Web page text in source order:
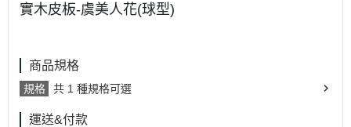
實木皮板-虞美人花(球型)
商品規格
規格 共 1 種規格可選
運送&付款